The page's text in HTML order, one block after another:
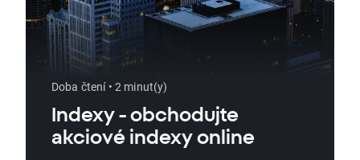
Doba čtení • 2 minut(y)
Indexy - obchodujte
akciové indexy online